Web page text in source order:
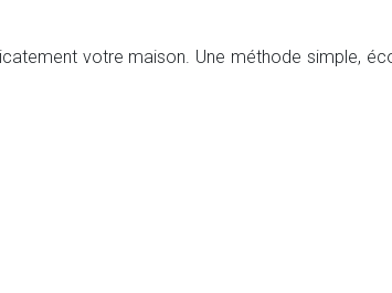
votre maison. Une méthode simple,